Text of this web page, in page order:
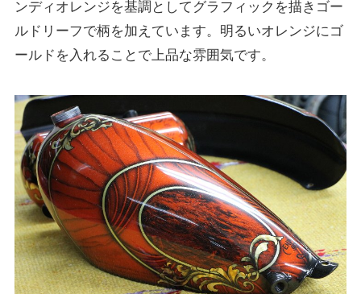
ンディオレンジを基調としてグラフィックを描きゴー
ルドリーフで柄を加えています。明るいオレンジにゴ
ールドを入れることで上品な雰囲気です。